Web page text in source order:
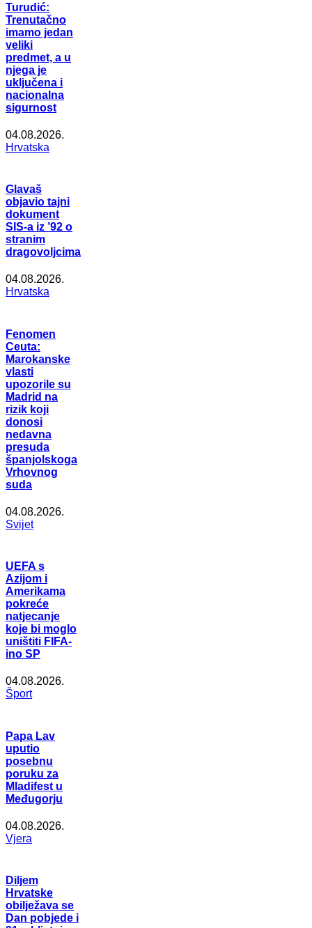
Turudić:
Trenutačno
imamo jedan
veliki
predmet, a u
njega je
uključena i
nacionalna
sigurnost
04.08.2026.
Hrvatska
Glavaš
objavio tajni
dokument
SIS-a iz ’92 o
stranim
dragovoljcima
04.08.2026.
Hrvatska
Fenomen
Ceuta:
Marokanske
vlasti
upozorile su
Madrid na
rizik koji
donosi
nedavna
presuda
španjolskoga
Vrhovnog
suda
04.08.2026.
Svijet
UEFA s
Azijom i
Amerikama
pokreće
natjecanje
koje bi moglo
uništiti FIFA-
ino SP
04.08.2026.
Šport
Papa Lav
uputio
posebnu
poruku za
Mladifest u
Međugorju
04.08.2026.
Vjera
Diljem
Hrvatske
obilježava se
Dan pobjede i